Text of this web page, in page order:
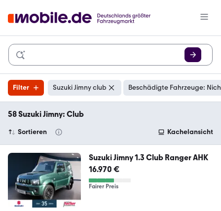
Filter Suzuki Jimny club Beschädigte Fahrzeuge:
58 Suzuki Jimny: Club
Sortieren Kachelansicht
Suzuki Jimny 1.3 Club Ranger AHK
16.970 €
Fairer Preis